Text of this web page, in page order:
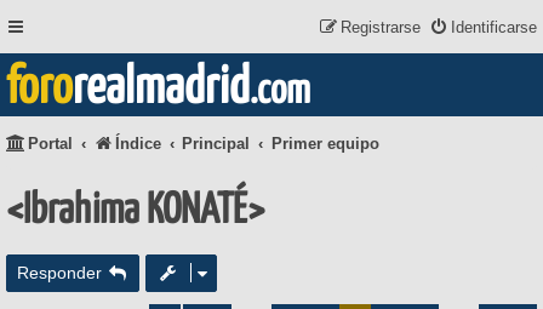
Identificarse
Registrarse
fororealmadrid.com
Portal Índice Principal Primer equipo
<Ibrahima KONATÉ>
Responder
Página